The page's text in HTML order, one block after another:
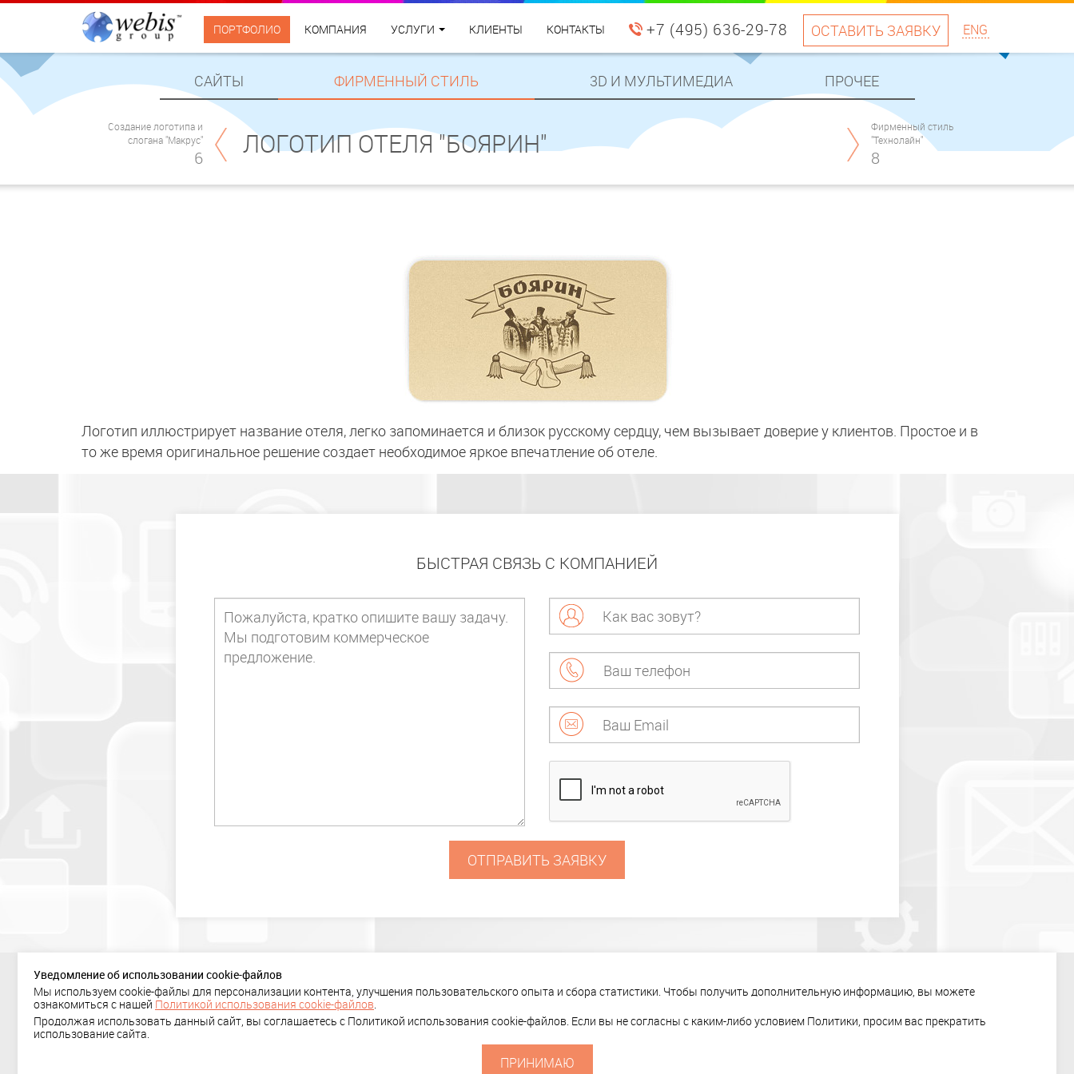
ПОРТФОЛИО КОМПАНИЯ УСЛУГИ КЛИЕНТЫ КОНТАКТЫ +7 (495) 636-29-78 ОСТАВИТЬ ЗАЯВКУ ENG
САЙТЫ ФИРМЕННЫЙ СТИЛЬ 3D И МУЛЬТИМЕДИА ПРОЧЕЕ
Создание логотипа и
слогана "Макрус"
6 ЛОГОТИП ОТЕЛЯ "БОЯРИН"
Фирменный стиль
"Технолайн"
8
Логотип иллюстрирует название отеля, легко запоминается и близок русскому сердцу, чем вызывает доверие у клиентов. Простое и в
то же время оригинальное решение создает необходимое яркое впечатление об отеле.
БЫСТРАЯ СВЯЗЬ С КОМПАНИЕЙ
ОТПРАВИТЬ ЗАЯВКУ
+ 7 (495) 636-29-78
Политика
конфиденциальности
Уведомление об использовании cookie-файлов
Мы используем cookie-файлы для персонализации контента, улучшения пользовательского опыта и сбора статистики. Чтобы получить дополнительную информацию, вы можете
ознакомиться с нашей Политикой использования cookie-файлов.
Продолжая использовать данный сайт, вы соглашаетесь с Политикой использования cookie-файлов. Если вы не согласны с каким-либо условием Политики, просим вас прекратить
использование сайта.
ПРИНИМАЮ